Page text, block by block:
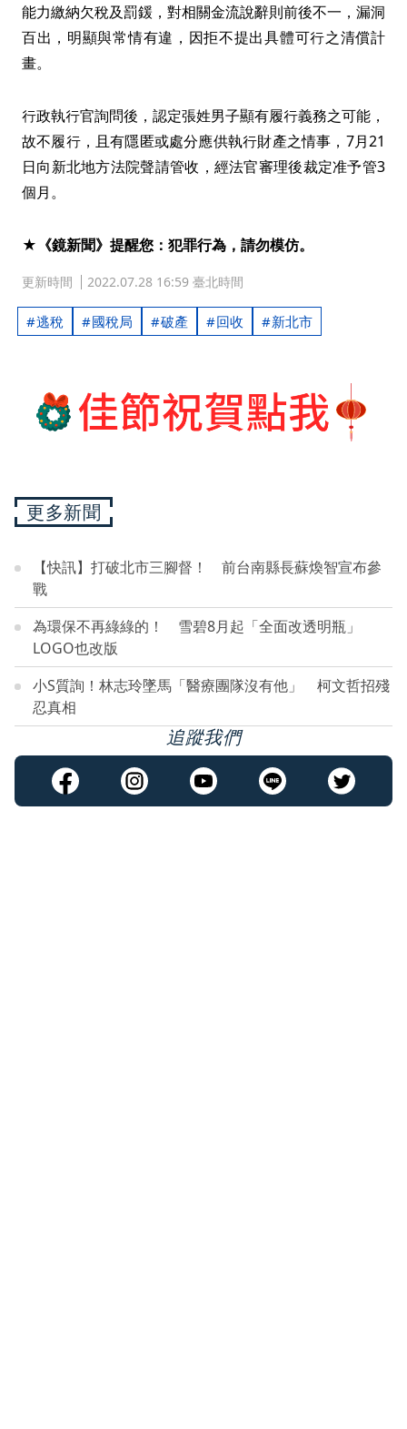
能力繳納欠稅及罰鍰，對相關金流說辭則前後不一，漏洞
百出，明顯與常情有違，因拒不提出具體可行之清償計
畫。
行政執行官詢問後，認定張姓男子顯有履行義務之可能，
故不履行，且有隱匿或處分應供執行財產之情事，7月21
日向新北地方法院聲請管收，經法官審理後裁定准予管3
個月。
★《鏡新聞》提醒您：犯罪行為，請勿模仿。
更新時間 2022.07.28 16:59 臺北時間
逃稅 國稅局 破產 回收 新北市
更多新聞
【快訊】打破北市三腳督！ 前台南縣長蘇煥智宣布參
戰
為環保不再綠綠的！ 雪碧8月起「全面改透明瓶」
LOGO也改版
小S質詢！林志玲墜馬「醫療團隊沒有他」 柯文哲招殘
忍真相
追蹤我們